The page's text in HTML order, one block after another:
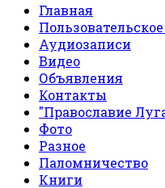
Главная
Аудиозаписи
Видео
Объявления
Контакты
"Православие
Фото
Разное
Паломничество
Книги